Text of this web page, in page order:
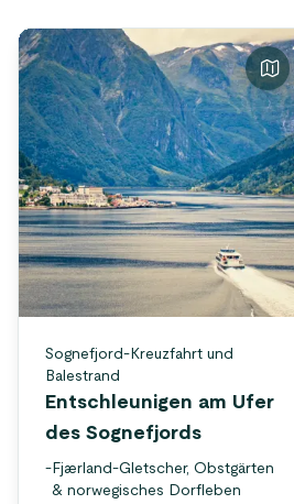
Sognefjord-Kreuzfahrt und
Balestrand
Entschleunigen am Ufer
des Sognefjords
- Fjærland-Gletscher, Obstgärten
& norwegisches Dorfleben